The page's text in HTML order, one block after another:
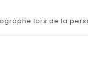
lors de la